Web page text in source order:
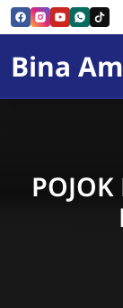
Skip to Content
Bina